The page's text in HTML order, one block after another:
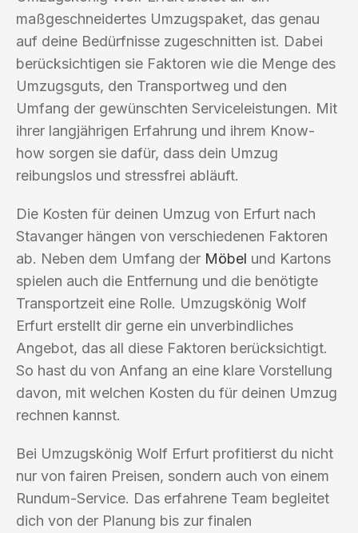
maßgeschneidertes Umzugspaket, das genau
auf deine Bedürfnisse zugeschnitten ist. Dabei
berücksichtigen sie Faktoren wie die Menge des
Umzugsguts, den Transportweg und den
Umfang der gewünschten Serviceleistungen. Mit
ihrer langjährigen Erfahrung und ihrem Know-
how sorgen sie dafür, dass dein Umzug
reibungslos und stressfrei abläuft.
Die Kosten für deinen Umzug von Erfurt nach
Stavanger hängen von verschiedenen Faktoren
ab. Neben dem Umfang der Möbel und Kartons
spielen auch die Entfernung und die benötigte
Transportzeit eine Rolle. Umzugskönig Wolf
Erfurt erstellt dir gerne ein unverbindliches
Angebot, das all diese Faktoren berücksichtigt.
So hast du von Anfang an eine klare Vorstellung
davon, mit welchen Kosten du für deinen Umzug
rechnen kannst.
Bei Umzugskönig Wolf Erfurt profitierst du nicht
nur von fairen Preisen, sondern auch von einem
Rundum-Service. Das erfahrene Team begleitet
dich von der Planung bis zur finalen